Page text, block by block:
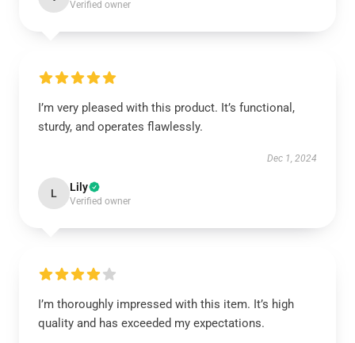
Verified owner
I’m very pleased with this product. It’s functional,
sturdy, and operates flawlessly.
Dec 1, 2024
L Lily
Verified owner
I’m thoroughly impressed with this item. It’s high
quality and has exceeded my expectations.